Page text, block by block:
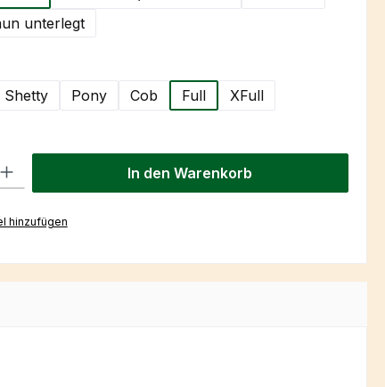
unterlegt
Shetty Pony Cob Full
XFull
den gewünschten Wert ein oder benutze die Schaltflächen
In den Warenkorb
hinzufügen